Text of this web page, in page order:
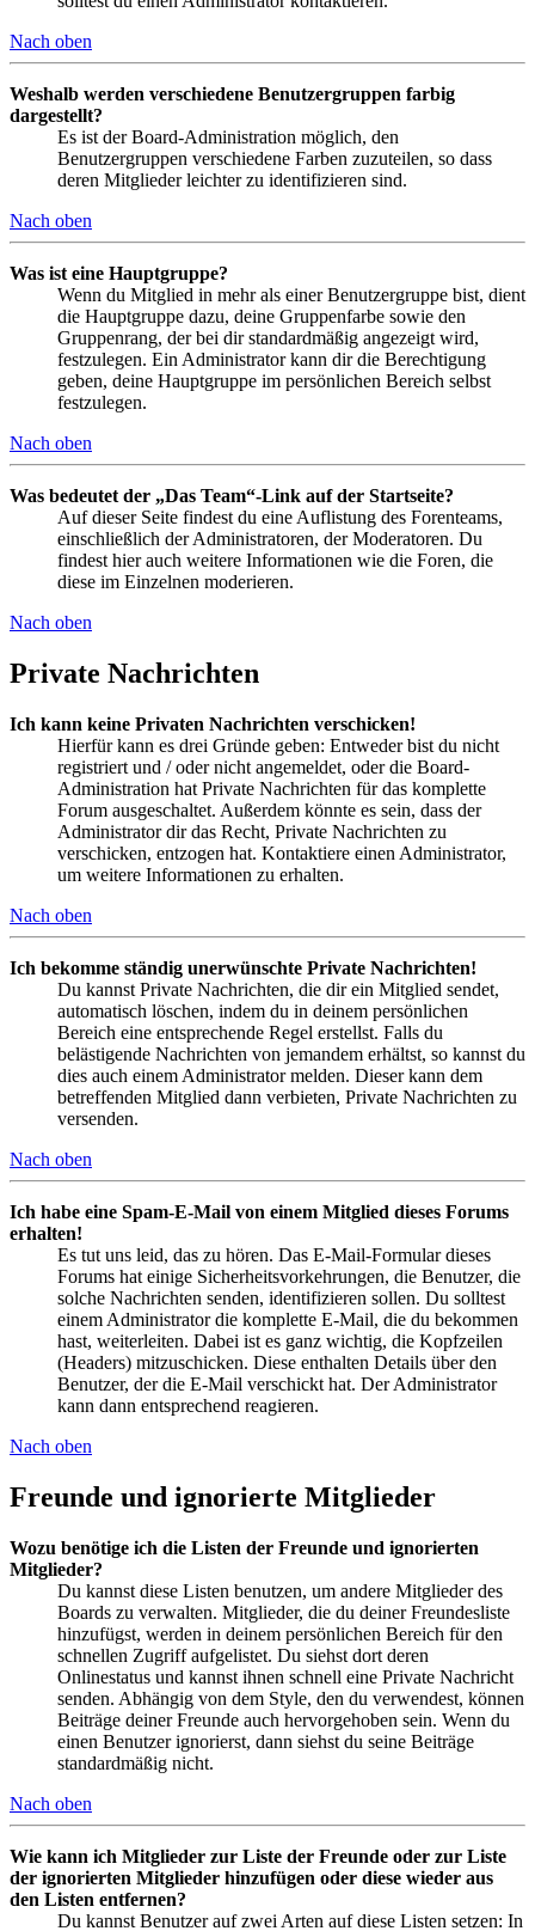
Nach oben
Weshalb werden verschiedene Benutzergruppen farbig
dargestellt?
Es ist der Board-Administration möglich, den
Benutzergruppen verschiedene Farben zuzuteilen, so dass
deren Mitglieder leichter zu identifizieren sind.
Nach oben
Was ist eine Hauptgruppe?
Wenn du Mitglied in mehr als einer Benutzergruppe bist, dient
die Hauptgruppe dazu, deine Gruppenfarbe sowie den
Gruppenrang, der bei dir standardmäßig angezeigt wird,
festzulegen. Ein Administrator kann dir die Berechtigung
geben, deine Hauptgruppe im persönlichen Bereich selbst
festzulegen.
Nach oben
Was bedeutet der „Das Team“-Link auf der Startseite?
Auf dieser Seite findest du eine Auflistung des Forenteams,
einschließlich der Administratoren, der Moderatoren. Du
findest hier auch weitere Informationen wie die Foren, die
diese im Einzelnen moderieren.
Nach oben
Private Nachrichten
Ich kann keine Privaten Nachrichten verschicken!
Hierfür kann es drei Gründe geben: Entweder bist du nicht
registriert und / oder nicht angemeldet, oder die Board-
Administration hat Private Nachrichten für das komplette
Forum ausgeschaltet. Außerdem könnte es sein, dass der
Administrator dir das Recht, Private Nachrichten zu
verschicken, entzogen hat. Kontaktiere einen Administrator,
um weitere Informationen zu erhalten.
Nach oben
Ich bekomme ständig unerwünschte Private Nachrichten!
Du kannst Private Nachrichten, die dir ein Mitglied sendet,
automatisch löschen, indem du in deinem persönlichen
Bereich eine entsprechende Regel erstellst. Falls du
belästigende Nachrichten von jemandem erhältst, so kannst du
dies auch einem Administrator melden. Dieser kann dem
betreffenden Mitglied dann verbieten, Private Nachrichten zu
versenden.
Nach oben
Ich habe eine Spam-E-Mail von einem Mitglied dieses Forums
erhalten!
Es tut uns leid, das zu hören. Das E-Mail-Formular dieses
Forums hat einige Sicherheitsvorkehrungen, die Benutzer, die
solche Nachrichten senden, identifizieren sollen. Du solltest
einem Administrator die komplette E-Mail, die du bekommen
hast, weiterleiten. Dabei ist es ganz wichtig, die Kopfzeilen
(Headers) mitzuschicken. Diese enthalten Details über den
Benutzer, der die E-Mail verschickt hat. Der Administrator
kann dann entsprechend reagieren.
Nach oben
Freunde und ignorierte Mitglieder
Wozu benötige ich die Listen der Freunde und ignorierten
Mitglieder?
Du kannst diese Listen benutzen, um andere Mitglieder des
Boards zu verwalten. Mitglieder, die du deiner Freundesliste
hinzufügst, werden in deinem persönlichen Bereich für den
schnellen Zugriff aufgelistet. Du siehst dort deren
Onlinestatus und kannst ihnen schnell eine Private Nachricht
senden. Abhängig von dem Style, den du verwendest, können
Beiträge deiner Freunde auch hervorgehoben sein. Wenn du
einen Benutzer ignorierst, dann siehst du seine Beiträge
standardmäßig nicht.
Nach oben
Wie kann ich Mitglieder zur Liste der Freunde oder zur Liste
der ignorierten Mitglieder hinzufügen oder diese wieder aus
den Listen entfernen?
Du kannst Benutzer auf zwei Arten auf diese Listen setzen: In